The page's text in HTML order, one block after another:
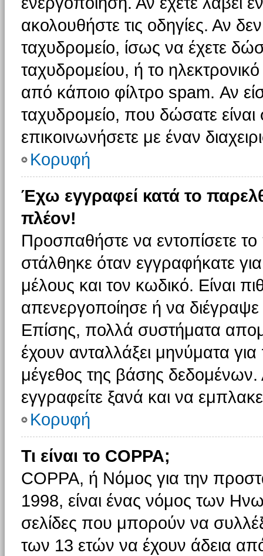
ακολουθήστε τις οδηγίες. Αν
ταχυδρομείο, ίσως να έχετε
ταχυδρομείου, ή το
από κάποιο φίλτρο spam. Αν
ταχυδρομείο, που δώσατε
επικοινωνήσετε με έναν
Κορυφή
Έχω εγγραφεί κατά το
πλέον!
Προσπαθήστε να εντοπίσετε
στάλθηκε όταν εγγραφήκατε
μέλους και τον κωδικό. Είναι
απενεργοποίησε ή να
Επίσης, πολλά συστήματα
έχουν ανταλλάξει μηνύματα
μέγεθος της βάσης
εγγραφείτε ξανά και να
Κορυφή
Τι είναι το COPPA;
COPPA, ή Νόμος για την
1998, είναι ένας νόμος των
σελίδες που μπορούν να
των 13 ετών να έχουν άδεια